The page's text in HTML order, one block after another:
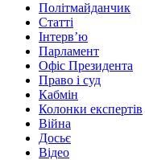
Політмайданчик
Статті
Інтервʼю
Парламент
Офіс Президента
Право і суд
Кабмін
Колонки експертів
Війна
Досьє
Відео